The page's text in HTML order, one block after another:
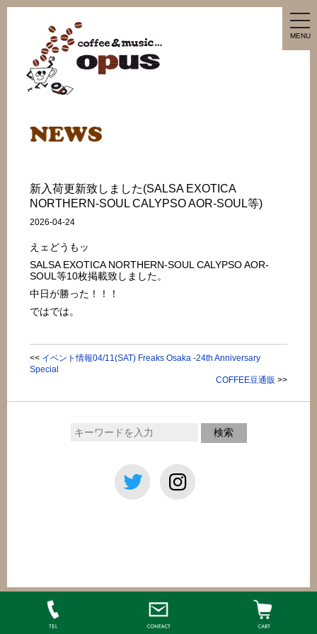
MENU
新入荷更新致しました(SALSA EXOTICA
NORTHERN-SOUL CALYPSO AOR-SOUL等)
2026-04-24
えェどうもッ
SALSA EXOTICA NORTHERN-SOUL CALYPSO AOR-
SOUL等10枚掲載致しました。
中日が勝った！！！
ではでは。
<< イベント情報04/11(SAT) Freaks Osaka -24th Anniversary
Special
COFFEE豆通販 >>